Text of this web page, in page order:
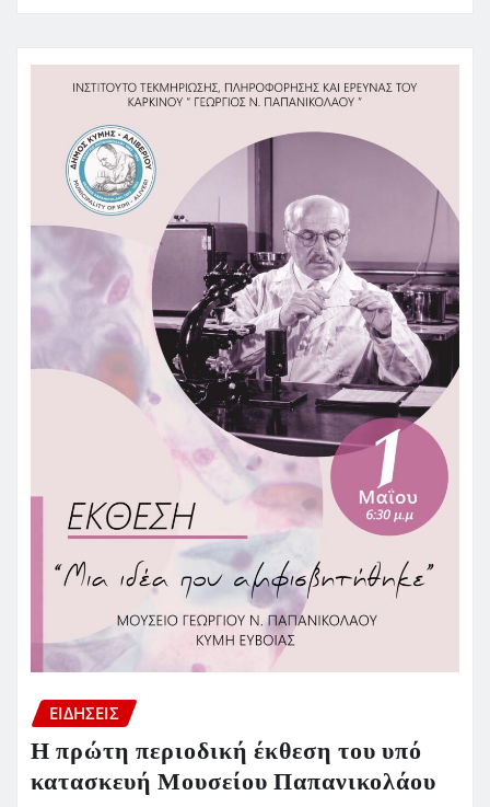
ΕΙΔΗΣΕΙΣ
Η πρώτη περιοδική έκθεση του υπό
κατασκευή Μουσείου Παπανικολάου